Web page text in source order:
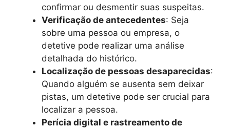
confirmar ou desmentir suas suspeitas.
Verificação de antecedentes: Seja
sobre uma pessoa ou empresa, o
detetive pode realizar uma análise
detalhada do histórico.
Localização de pessoas desaparecidas:
Quando alguém se ausenta sem deixar
pistas, um detetive pode ser crucial para
localizar a pessoa.
Perícia digital e rastreamento de